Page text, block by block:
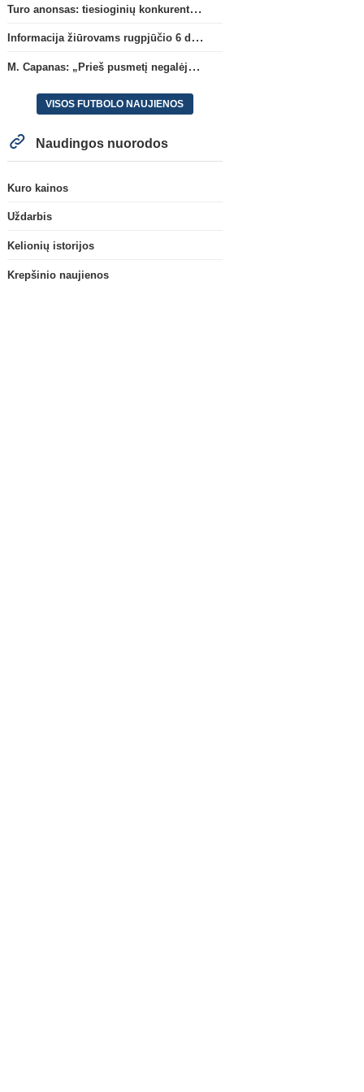
Turo anonsas: tiesioginių konkurentų dvikova Gargžduose
Informacija žiūrovams rugpjūčio 6 d. UEFA rungtynėms
M. Capanas: „Prieš pusmetį negalėjau net įsivaizduoti, kad žaisime prieš „Hajduk“
VISOS FUTBOLO NAUJIENOS
Naudingos nuorodos
Kuro kainos
Uždarbis
Kelionių istorijos
Krepšinio naujienos